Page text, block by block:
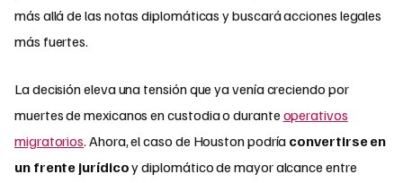
más allá de las notas diplomáticas y buscará acciones legales
más fuertes.
La decisión eleva una tensión que ya venía creciendo por
muertes de mexicanos en custodia o durante operativos
migratorios. Ahora, el caso de Houston podría convertirse en
un frente jurídicoy diplomático de mayor alcance entre